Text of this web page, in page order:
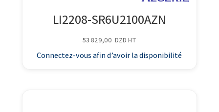
LI2208-SR6U2100AZN
53 829,00 DZD HT
Connectez-vous afin d’avoir la disponibilité